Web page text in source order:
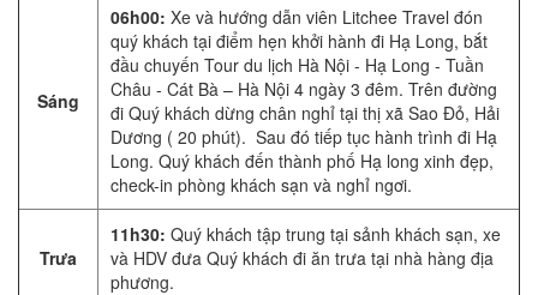
Sáng
06h00: Xe và hướng dẫn viên Litchee Travel đón
quý khách tại điểm hẹn khởi hành đi Hạ Long, bắt
đầu chuyến Tour du lịch Hà Nội - Hạ Long - Tuần
Châu - Cát Bà – Hà Nội 4 ngày 3 đêm. Trên đường
đi Quý khách dừng chân nghỉ tại thị xã Sao Đỏ, Hải
Dương ( 20 phút). Sau đó tiếp tục hành trình đi Hạ
Long. Quý khách đến thành phố Hạ long xinh đẹp,
check-in phòng khách sạn và nghỉ ngơi.
Trưa
11h30: Quý khách tập trung tại sảnh khách sạn, xe
và HDV đưa Quý khách đi ăn trưa tại nhà hàng địa
phương.